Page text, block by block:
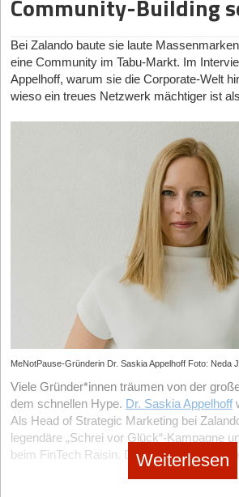
Community-Building
Bei Zalando baute sie laute
eine Community im Tabu-Markt. Im
Appelhoff, warum sie die Corporate-Welt
wieso ein treues Netzwerk mächtiger ist
MeNotPause-Gründerin Dr. Saskia Appelhoff Foto: Neda
Viele Gründer*innen träumen von der
dem schnellen Hype. Dr. Saskia Appelhoff
Als Head of Strategic Marketing bei
legendäre „Schrei vor Glück“-Kampagne
beim FinTech Raisin. Doch mit ihrem
Weiterlesen